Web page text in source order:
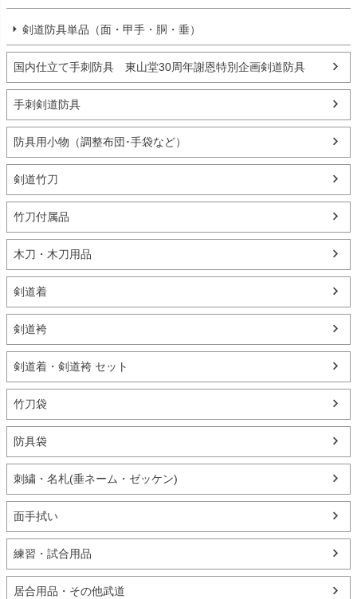
剣道防具単品（面・甲手・胴・垂）
国内仕立て手刺防具 東山堂30周年謝恩特別企画剣道防具
手刺剣道防具
防具用小物（調整布団･手袋など）
剣道竹刀
竹刀付属品
木刀・木刀用品
剣道着
剣道袴
剣道着・剣道袴 セット
竹刀袋
防具袋
刺繍・名札(垂ネーム・ゼッケン)
面手拭い
練習・試合用品
居合用品・その他武道